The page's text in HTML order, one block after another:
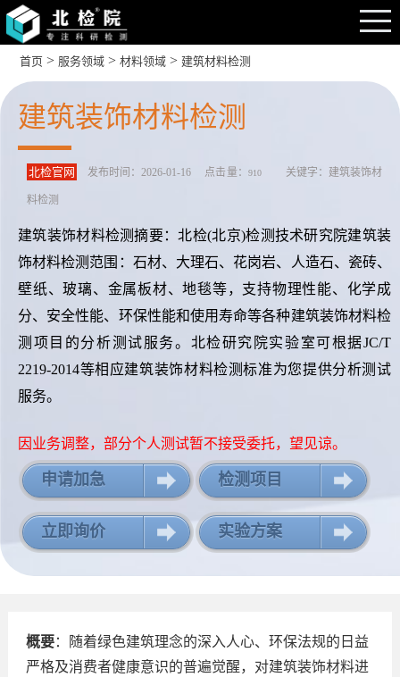
首页 > 服务领域 >材料领域 >建筑材料检测
建筑装饰材料检测
北检官网 发布时间：2026-01-16 点击量： 910关键字：建筑装饰材
料检测
建筑装饰材料检测摘要：北检(北京)检测技术研究院建筑装
饰材料检测范围：石材、大理石、花岗岩、人造石、瓷砖、
壁纸、玻璃、金属板材、地毯等，支持物理性能、化学成
分、安全性能、环保性能和使用寿命等各种建筑装饰材料检
测项目的分析测试服务。北检研究院实验室可根据JC/T
2219-2014等相应建筑装饰材料检测标准为您提供分析测试
服务。
因业务调整，部分个人测试暂不接受委托，望见谅。
申请加急 检测项目
立即询价 实验方案
概要：随着绿色建筑理念的深入人心、环保法规的日益
严格及消费者健康意识的普遍觉醒，对建筑装饰材料进